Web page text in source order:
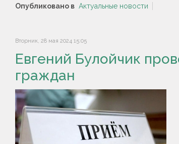
Опубликовано в Актуальные новости
Вторник, 28 мая 2024 15:05
Евгений Булойчик
граждан